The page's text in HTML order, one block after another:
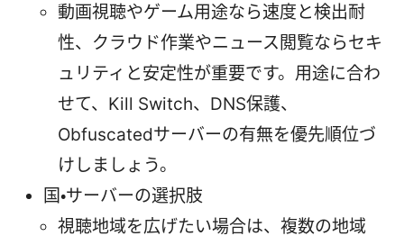
動画視聴やゲーム用途なら速度と検出耐
性、クラウド作業やニュース閲覧ならセキ
ュリティと安定性が重要です。用途に合わ
せて、Kill Switch、DNS保護、
Obfuscatedサーバーの有無を優先順位づ
けしましょう。
国・サーバーの選択肢
視聴地域を広げたい場合は、複数の地域